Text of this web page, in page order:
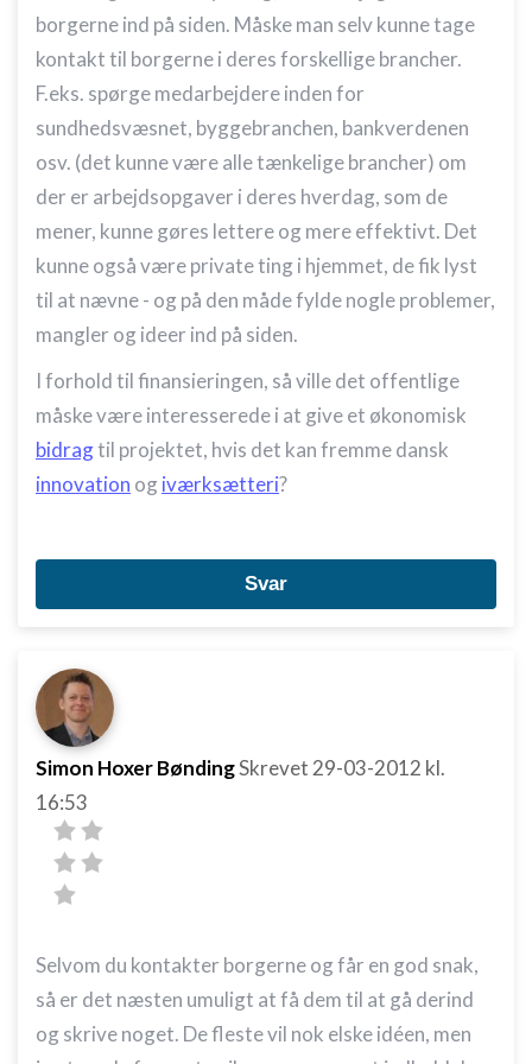
borgerne ind på siden. Måske man selv kunne tage
kontakt til borgerne i deres forskellige brancher.
F.eks. spørge medarbejdere inden for
sundhedsvæsnet, byggebranchen, bankverdenen
osv. (det kunne være alle tænkelige brancher) om
der er arbejdsopgaver i deres hverdag, som de
mener, kunne gøres lettere og mere effektivt. Det
kunne også være private ting i hjemmet, de fik lyst
til at nævne - og på den måde fylde nogle problemer,
mangler og ideer ind på siden.
I forhold til finansieringen, så ville det offentlige
måske være interesserede i at give et økonomisk
bidragtil projektet, hvis det kan fremme dansk
innovation og iværksætteri?
Svar
Simon Hoxer BøndingSkrevet 29-03-2012 kl.
16:53
Selvom du kontakter borgerne og får en god snak,
så er det næsten umuligt at få dem til at gå derind
og skrive noget. De fleste vil nok elske idéen, men
kombinationer af oplysninger fra forskellige
kilder
Udvikle og forbedre tjenester
Bruge begrænsede oplysninger til at vælge
indhold
IAB Special Features:
Bruge præcise geografiske
Identificere enheder baseret på aktivt
Ydeevne
Funktionel